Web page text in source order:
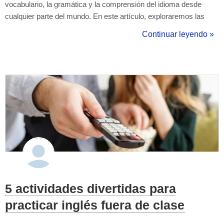
vocabulario, la gramática y la comprensión del idioma desde
cualquier parte del mundo. En este artículo, exploraremos las
mejor se adapte a tu estilo de aprendizaje. ¿Por qué ap...
Continuar leyendo »
5 actividades divertidas para
practicar inglés fuera de clase